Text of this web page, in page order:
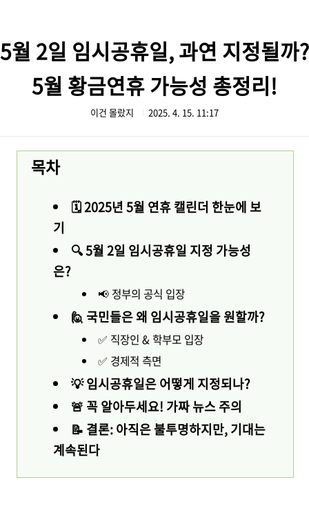
5월 2일 임시공휴일, 과연 지정될까?
5월 황금연휴 가능성 총정리!
이건 몰랐지 2025. 4. 15. 11:17
목차
🗓️ 2025년 5월 연휴 캘린더 한눈에 보
기
🔍 5월 2일 임시공휴일 지정 가능성
은?
📢 정부의 공식 입장
🙋 국민들은 왜 임시공휴일을 원할까?
✅ 직장인 & 학부모 입장
✅ 경제적 측면
💡 임시공휴일은 어떻게 지정되나?
🚨 꼭 알아두세요! 가짜 뉴스 주의
📝 결론: 아직은 불투명하지만, 기대는
계속된다